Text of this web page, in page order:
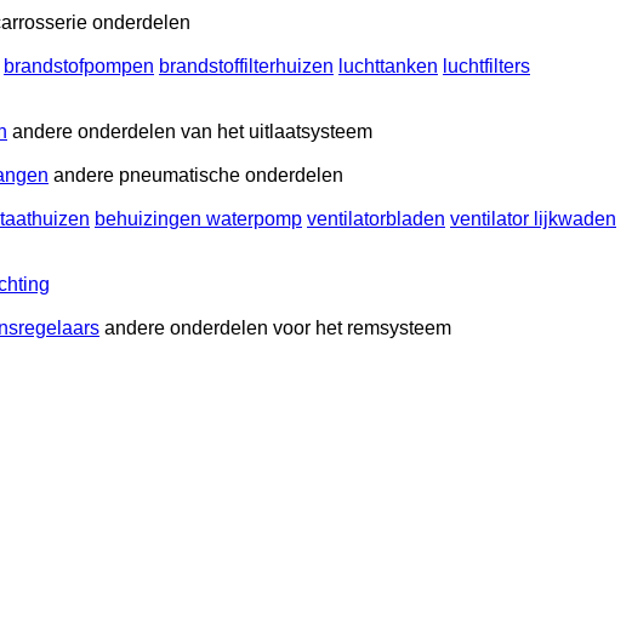
onderdelen
brandstofpompen brandstoffilterhuizen luchttanken luchtfilters
andere onderdelen van het uitlaatsysteem
andere pneumatische onderdelen
behuizingen waterpomp ventilatorbladen ventilator lijkwaden
andere onderdelen voor het remsysteem